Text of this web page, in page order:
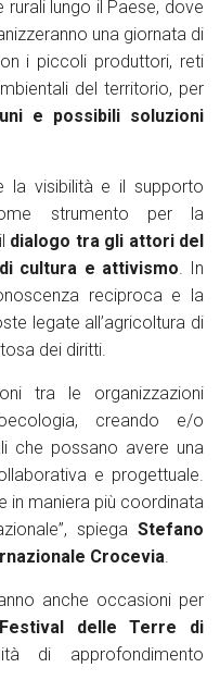
lungo il Paese, dove
una giornata di
i piccoli produttori, reti
del territorio, per
e possibili soluzioni
la visibilità e il supporto
strumento per la
dialogo tra gli attori del
cultura e attivismo. In
reciproca e la
legate all’agricoltura di
dei diritti.
tra le organizzazioni
creando e/o
che possano avere una
e progettuale.
in maniera più coordinata
spiega Stefano
Crocevia.
anche occasioni per
Festival delle Terre di
di approfondimento